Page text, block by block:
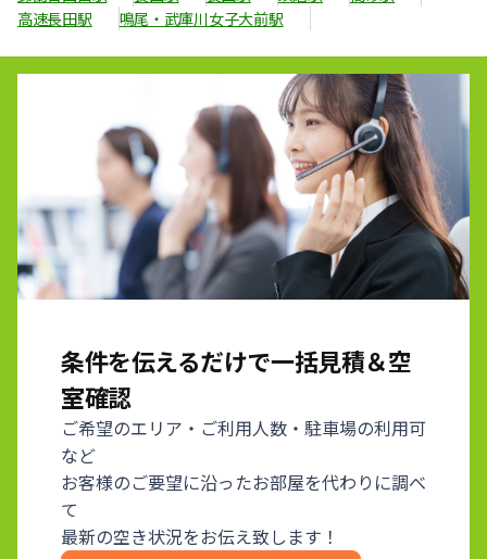
高速長田駅
鳴尾・武庫川女子大前駅
条件を伝えるだけで一括見積＆空
室確認
ご希望のエリア・ご利用人数・駐車場の利用可
など
お客様のご要望に沿ったお部屋を代わりに調べ
て
最新の空き状況をお伝え致します！